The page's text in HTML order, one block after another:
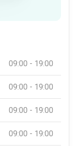
09:00 - 19:00
09:00 - 19:00
09:00 - 19:00
09:00 - 19:00